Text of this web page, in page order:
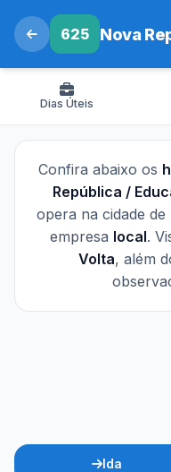
625
Dias Úteis
Confira abaixo os
República /
opera na cidade de
empresa local.
Volta, além
Ida